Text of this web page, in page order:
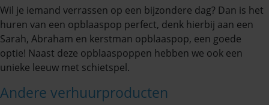
Wil je iemand verrassen op een bijzondere dag? Dan is het
huren van een opblaaspop perfect, denk hierbij aan een
Sarah, Abraham en kerstman opblaaspop, een goede
optie! Naast deze opblaaspoppen hebben we ook een
unieke leeuw met schietspel.
Andere verhuurproducten